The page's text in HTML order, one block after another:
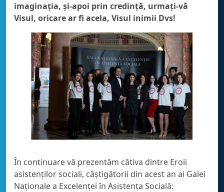
imaginația, și-apoi prin credință, urmați-vă
Visul, oricare ar fi acela, Visul inimii Dvs!
În continuare vă prezentăm cătiva dintre Eroii
asistenților sociali, câștigătorii din acest an ai Galei
Naționale a Excelenței în Asistența Socială: